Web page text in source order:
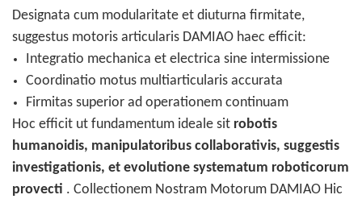
Designata cum modularitate et diuturna firmitate,
suggestus motoris articularis DAMIAO haec efficit:
Integratio mechanica et electrica sine intermissione
Coordinatio motus multiarticularis accurata
Firmitas superior ad operationem continuam
Hoc efficit ut fundamentum ideale sit robotis
humanoidis, manipulatoribus collaborativis, suggestis
investigationis, et evolutione systematum roboticorum
provecti . Collectionem Nostram Motorum DAMIAO Hic